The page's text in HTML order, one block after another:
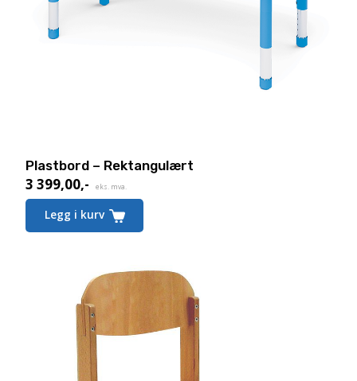
Plastbord – Rektangulært
3 399,00,- eks. mva.
Legg i kurv